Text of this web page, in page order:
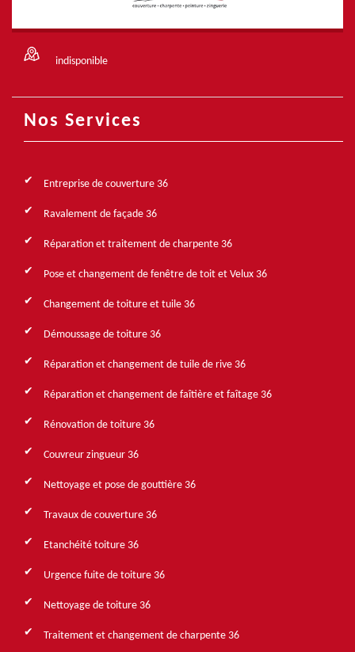
indisponible
Nos Services
Entreprise de couverture 36
Ravalement de façade 36
Réparation et traitement de charpente 36
Pose et changement de fenêtre de toit et Velux 36
Changement de toiture et tuile 36
Démoussage de toiture 36
Réparation et changement de tuile de rive 36
Réparation et changement de faîtière et faîtage 36
Rénovation de toiture 36
Couvreur zingueur 36
Nettoyage et pose de gouttière 36
Travaux de couverture 36
Etanchéité toiture 36
Urgence fuite de toiture 36
Nettoyage de toiture 36
Traitement et changement de charpente 36